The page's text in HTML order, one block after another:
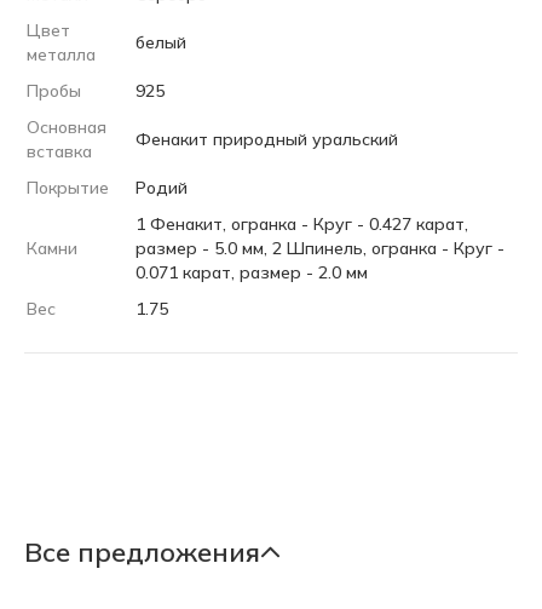
Цвет
металла
белый
Пробы
925
Основная
вставка
Фенакит природный уральский
Покрытие Родий
Камни
1 Фенакит, огранка - Круг - 0.427 карат,
размер - 5.0 мм, 2 Шпинель, огранка - Круг -
0.071 карат, размер - 2.0 мм
Вес
1.75
Все предложения